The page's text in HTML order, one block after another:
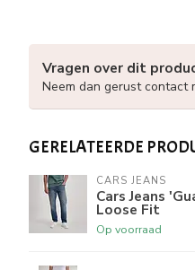
Vragen over dit
Neem dan gerust contact
GERELATEERDE
CARS JEANS
Cars Jeans
Loose Fit
Op voorraad